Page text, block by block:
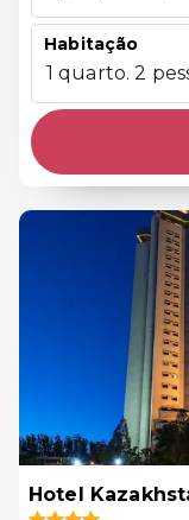
Habitação
1 quarto. 2
Hotel